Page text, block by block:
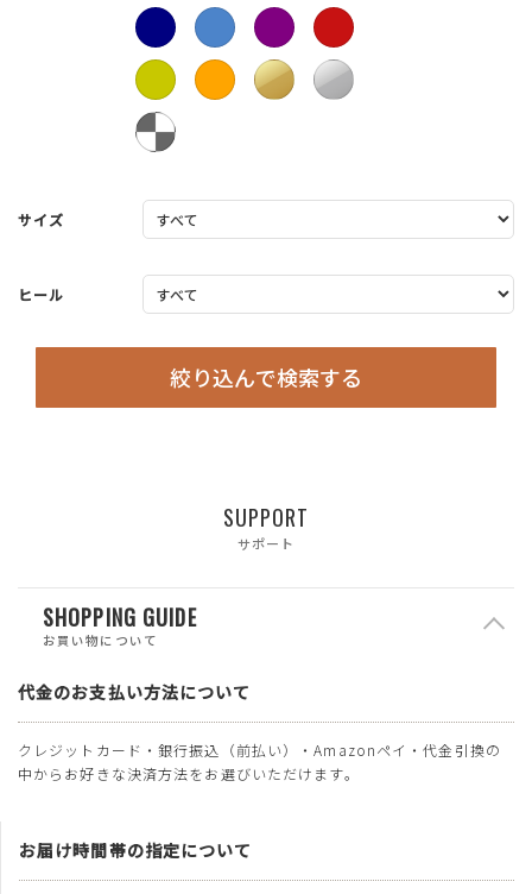
サイズ
ヒール
絞り込んで検索する
SUPPORT
サポート
SHOPPING GUIDE
お買い物について
代金のお支払い方法について
クレジットカード・銀行振込（前払い）・Amazonペイ・代金引換の
中からお好きな決済方法をお選びいただけます。
お届け時間帯の指定について